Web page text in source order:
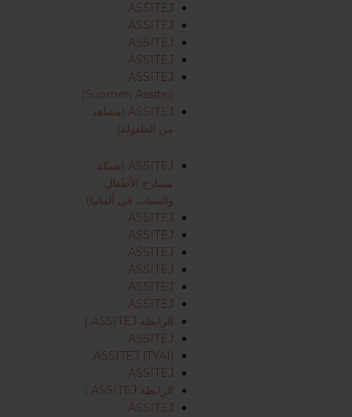
ASSITEJ
ASSITEJ
ASSITEJ
ASSITEJ
ASSITEJ
(Suomen Assitej)
ASSITEJ (مشاهد
من الطفولة)
ASSITEJ (شبكة
مسارح الأطفال
والشباب في ألمانيا)
ASSITEJ
ASSITEJ
ASSITEJ
ASSITEJ
ASSITEJ
ASSITEJ
الرابطة ASSITEJ )
ASSITEJ
ASSITEJ (TYAI)
ASSITEJ
الرابطة ASSITEJ )
ASSITEJ